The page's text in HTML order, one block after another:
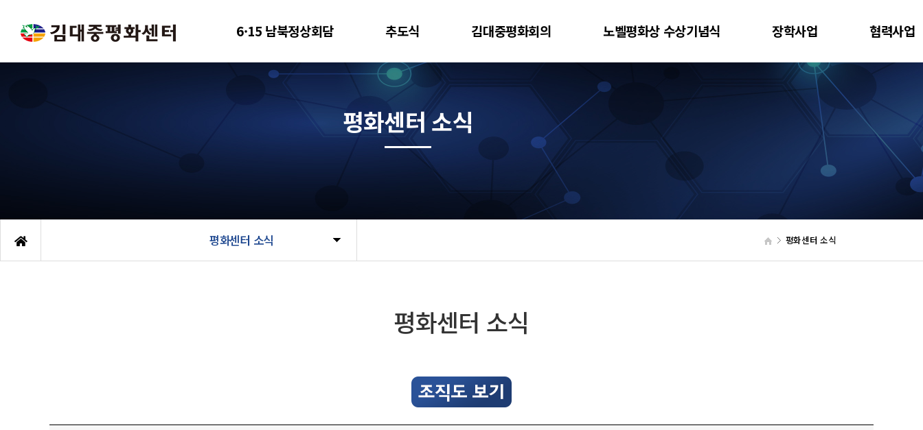
6·15 남북정상회담 추도식 김대중평화회의 노벨평화상 수상기념식 장학사업 협력사업
평화센터 소식 평화센터 소식
평화센터 소식
평화센터 소식